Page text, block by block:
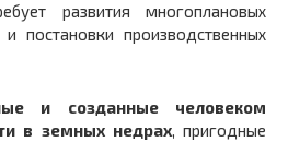
развития многоплановых
постановки производственных
и созданные человеком
в земных недрах, пригодные